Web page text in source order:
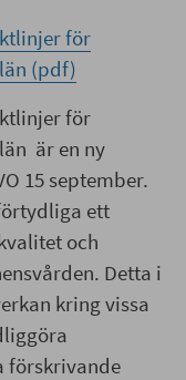
för
(pdf)
för
är en ny
15 september.
ett
och
Detta i
kring vissa
förskrivande